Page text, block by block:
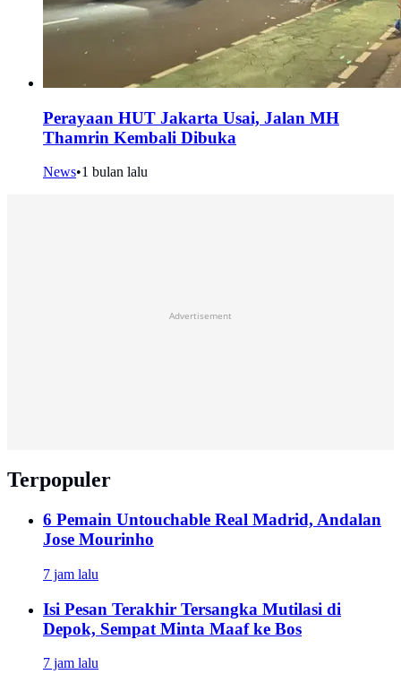
Perayaan HUT Jakarta Usai, Jalan MH
Thamrin Kembali Dibuka
News•1 bulan lalu
Advertisement
Terpopuler
6 Pemain Untouchable Real Madrid, Andalan
Jose Mourinho
7 jam lalu
Isi Pesan Terakhir Tersangka Mutilasi di
Depok, Sempat Minta Maaf ke Bos
7 jam lalu